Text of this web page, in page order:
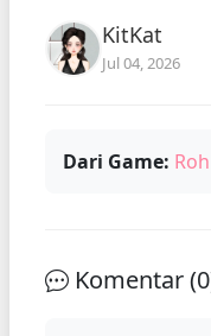
KitKat
Jul 04, 2026
Dari Game:
Komentar (0